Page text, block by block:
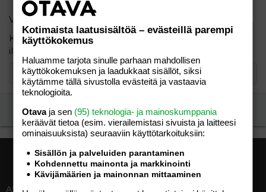
Varmistus
Kirjoita seuraavat numerot pienimmästä suurimpaan
ilman pilkkuja: 8, 5, 5
Ilmoita asiaton viesti
ASIAKASPALVELU MEDIATIEDOT
Kotimaista laatusisältöä – evästeillä parempi
käyttökokemus
Haluamme tarjota sinulle parhaan mahdollisen
käyttökokemuksen ja laadukkaat sisällöt, siksi
käytämme tällä sivustolla evästeitä ja vastaavia
teknologioita.
Otavaja sen (95) teknologia- ja mainoskumppania
keräävät tietoa (esim. vierailemis­tasi sivuista ja laitteesi
ominaisuuk­sista) seuraaviin käyttötarkoituksiin:
Sisällön ja palveluiden parantaminen
Kohdennettu mainonta ja markkinointi
Kävijämäärien ja mainonnan mittaaminen